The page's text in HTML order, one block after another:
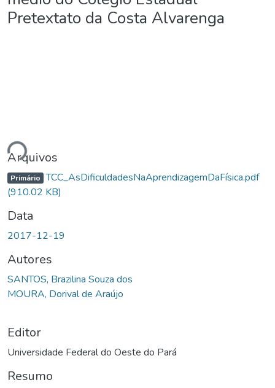
Pretextato da Costa Alvarenga
Arquivos
Primário TCC_AsDificuldadesNaAprendizagemDaFísica.pdf
(910.02 KB)
Data
2017-12-19
Autores
SANTOS, Brazilina Souza dos
MOURA, Dorival de Araújo
Editor
Universidade Federal do Oeste do Pará
Resumo